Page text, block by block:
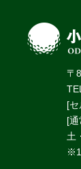
〒
[
[
土